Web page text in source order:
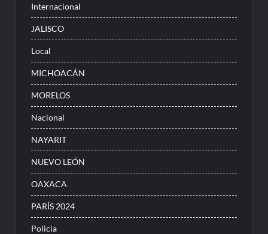
Internacional
JALISCO
Local
MICHOACÁN
MORELOS
Nacional
NAYARIT
NUEVO LEÓN
OAXACA
PARÍS 2024
Policia